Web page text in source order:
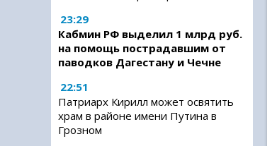
23:29
Кабмин РФ выделил 1 млрд руб.
на помощь пострадавшим от
паводков Дагестану и Чечне
22:51
Патриарх Кирилл может освятить
храм в районе имени Путина в
Грозном